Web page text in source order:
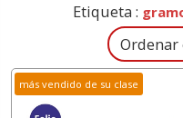
Etiqueta :
más vendido de su clase